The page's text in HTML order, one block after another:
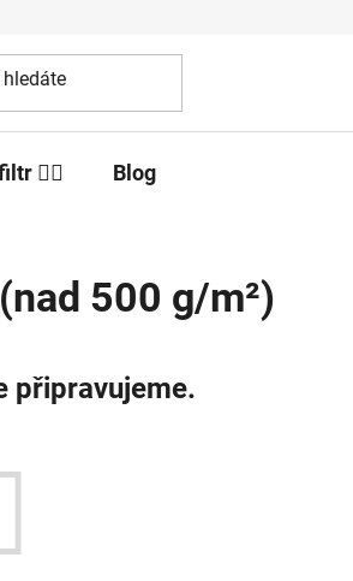
🧙‍♂️ Blog
500 g/m²)
připravujeme.